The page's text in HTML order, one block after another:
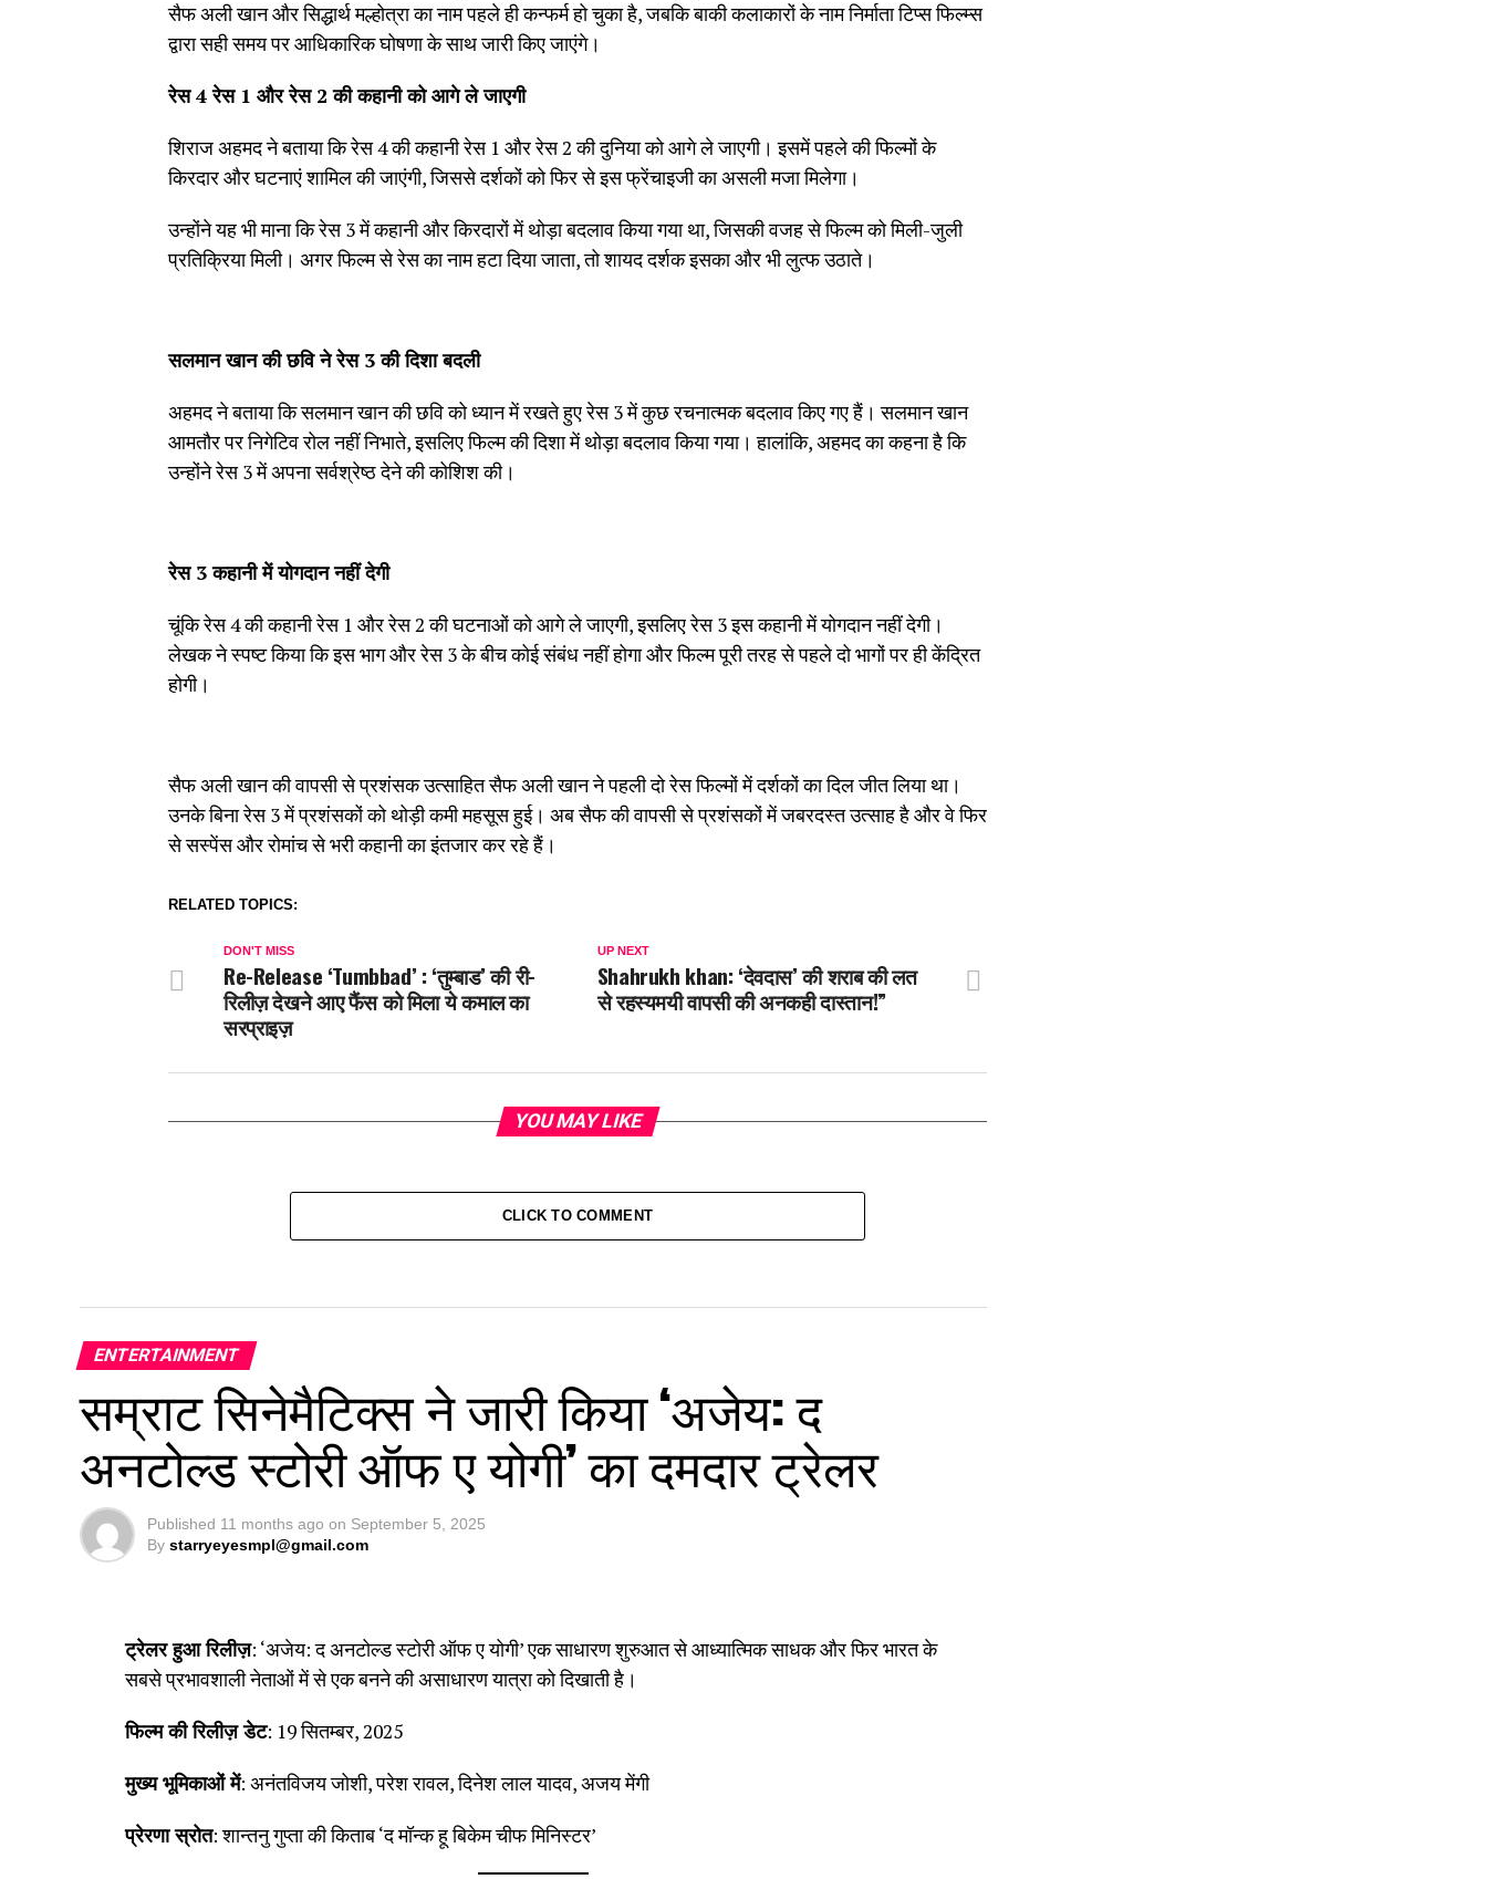
सैफ अली खान और सिद्धार्थ मल्होत्रा ​​का नाम पहले ही कन्फर्म हो चुका है, जबकि बाकी कलाकारों के नाम निर्माता टिप्स फिल्म्स
द्वारा सही समय पर आधिकारिक घोषणा के साथ जारी किए जाएंगे।
रेस 4रेस 1 और रेस 2 की कहानी को आगे ले जाएगी
शिराज अहमद ने बताया कि रेस 4 की कहानी रेस 1 और रेस 2 की दुनिया को आगे ले जाएगी। इसमें पहले की फिल्मों के
किरदार और घटनाएं शामिल की जाएंगी, जिससे दर्शकों को फिर से इस फ्रेंचाइजी का असली मजा मिलेगा।
उन्होंने यह भी माना कि रेस 3 में कहानी और किरदारों में थोड़ा बदलाव किया गया था, जिसकी वजह से फिल्म को मिली-जुली
प्रतिक्रिया मिली। अगर फिल्म से रेस का नाम हटा दिया जाता, तो शायद दर्शक इसका और भी लुत्फ उठाते।
सलमान खान की छवि ने रेस 3की दिशा बदली
अहमद ने बताया कि सलमान खान की छवि को ध्यान में रखते हुए रेस 3 में कुछ रचनात्मक बदलाव किए गए हैं। सलमान खान
आमतौर पर निगेटिव रोल नहीं निभाते, इसलिए फिल्म की दिशा में थोड़ा बदलाव किया गया। हालांकि, अहमद का कहना है कि
उन्होंने रेस 3 में अपना सर्वश्रेष्ठ देने की कोशिश की।
रेस 3 कहानी में योगदान नहीं देगी
चूंकि रेस 4 की कहानी रेस 1 और रेस 2 की घटनाओं को आगे ले जाएगी, इसलिए रेस 3 इस कहानी में योगदान नहीं देगी।
लेखक ने स्पष्ट किया कि इस भाग और रेस 3 के बीच कोई संबंध नहीं होगा और फिल्म पूरी तरह से पहले दो भागों पर ही केंद्रित
होगी।
सैफ अली खान की वापसी से प्रशंसक उत्साहित सैफ अली खान ने पहली दो रेस फिल्मों में दर्शकों का दिल जीत लिया था।
उनके बिना रेस 3 में प्रशंसकों को थोड़ी कमी महसूस हुई। अब सैफ की वापसी से प्रशंसकों में जबरदस्त उत्साह है और वे फिर
से सस्पेंस और रोमांच से भरी कहानी का इंतजार कर रहे हैं।
RELATED TOPICS:
UP NEXT
Shahrukh khan: ‘देवदास’ की शराब की लत
से रहस्यमयी वापसी की अनकही दास्तान!”
DON'T MISS
Re-Release ‘Tumbbad’ : ‘तुम्बाड’ की री-
रिलीज़ देखने आए फैंस को मिला ये कमाल का
सरप्राइज़
YOU MAY LIKE
CLICK TO COMMENT
ENTERTAINMENT
सम्राट सिनेमैटिक्स ने जारी किया ‘अजेय: द
अनटोल्ड स्टोरी ऑफ ए योगी’ का दमदार ट्रेलर
Published 11 months ago on September 5, 2025
By starryeyesmpl@gmail.com
ट्रेलर हुआ रिलीज़: ‘अजेय: द अनटोल्ड स्टोरी ऑफ ए योगी’ एक साधारण शुरुआत से आध्यात्मिक साधक और फिर भारत के
सबसे प्रभावशाली नेताओं में से एक बनने की असाधारण यात्रा को दिखाती है।
फिल्म की रिलीज़ डेट: 19 सितम्बर, 2025
मुख्य भूमिकाओं में: अनंतविजय जोशी, परेश रावल, दिनेश लाल यादव, अजय मेंगी
प्रेरणा स्रोत: शान्तनु गुप्ता की किताब ‘द मॉन्क हू बिकेम चीफ मिनिस्टर’